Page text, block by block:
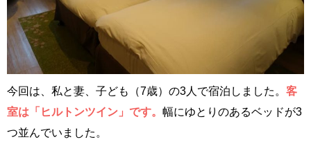
今回は、私と妻、子ども（7歳）の3人で宿泊しました。 客
室は「ヒルトンツイン」です。 幅にゆとりのあるベッドが3
つ並んでいました。